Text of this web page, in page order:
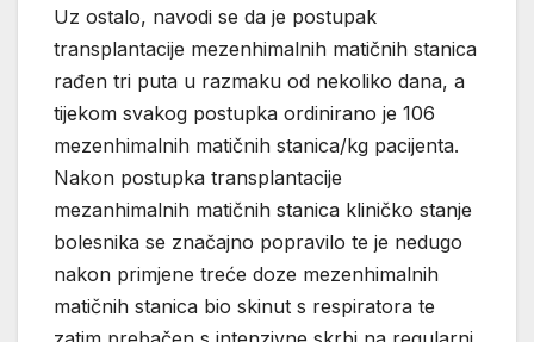
Uz ostalo, navodi se da je postupak
transplantacije mezenhimalnih matičnih stanica
rađen tri puta u razmaku od nekoliko dana, a
tijekom svakog postupka ordinirano je 106
mezenhimalnih matičnih stanica/kg pacijenta.
Nakon postupka transplantacije
mezanhimalnih matičnih stanica kliničko stanje
bolesnika se značajno popravilo te je nedugo
nakon primjene treće doze mezenhimalnih
matičnih stanica bio skinut s respiratora te